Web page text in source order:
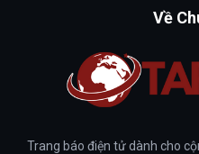
Về
Trang báo điện tử dành cho